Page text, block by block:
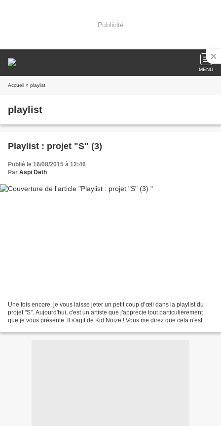
Publicité
MENU
Accueil » playlist
playlist
Playlist : projet "S" (3)
Publié le 16/08/2015 à 12:46
Par Aspi Deth
Une fois encore, je vous laisse jeter un petit coup d’œil dans la playlist du
projet "S". Aujourd'hui, c'est un artiste que j'apprécie tout particulièrement
que je vous présente. Il s'agit de Kid Noize ! Vous me direz que cela n'est